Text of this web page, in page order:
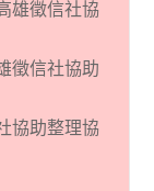
雄徵信社協
徵信社協助
協助整理協